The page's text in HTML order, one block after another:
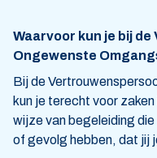
Waarvoor kun je bij
Ongewenste
Bij de
kun je terecht voor
wijze van begeleiding
of gevolg hebben, dat jij